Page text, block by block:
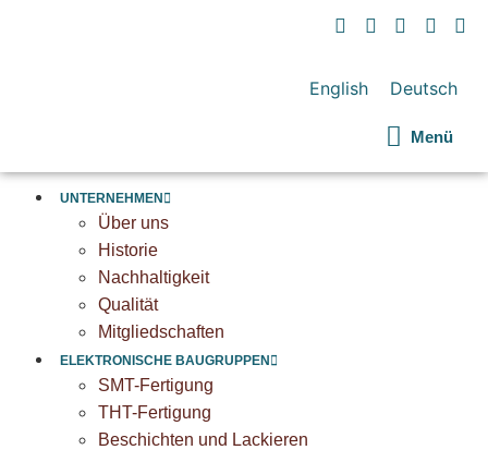
English Deutsch
Menü
UNTERNEHMEN
Über uns
Historie
Nachhaltigkeit
Qualität
Mitgliedschaften
ELEKTRONISCHE BAUGRUPPEN
SMT-Fertigung
THT-Fertigung
Beschichten und Lackieren